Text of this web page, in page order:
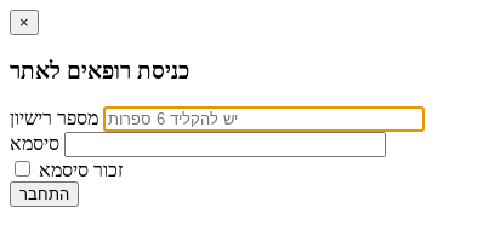
×
כניסת רופאים לאתר
זכור סיסמא